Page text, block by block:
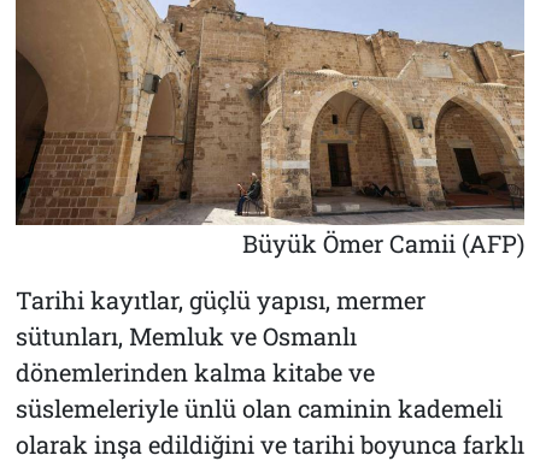
Büyük Ömer Camii (AFP)
Tarihi kayıtlar, güçlü yapısı, mermer
sütunları, Memluk ve Osmanlı
dönemlerinden kalma kitabe ve
süslemeleriyle ünlü olan caminin kademeli
olarak inşa edildiğini ve tarihi boyunca farklı